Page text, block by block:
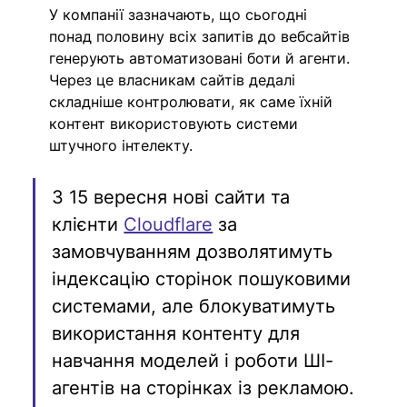
У компанії зазначають, що сьогодні
понад половину всіх запитів до вебсайтів
генерують автоматизовані боти й агенти.
Через це власникам сайтів дедалі
складніше контролювати, як саме їхній
контент використовують системи
штучного інтелекту.
З 15 вересня нові сайти та
клієнти Cloudflare за
замовчуванням дозволятимуть
індексацію сторінок пошуковими
системами, але блокуватимуть
використання контенту для
навчання моделей і роботи ШІ-
агентів на сторінках із рекламою.